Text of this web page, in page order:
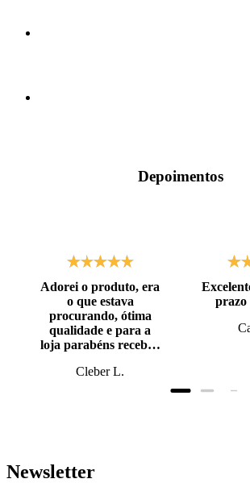
Depoimentos
Adorei o produto, era
o que estava
procurando, ótima
qualidade e para a
loja parabéns recebi o
prazo, super bem
Cleber L.
prazo
Newsletter